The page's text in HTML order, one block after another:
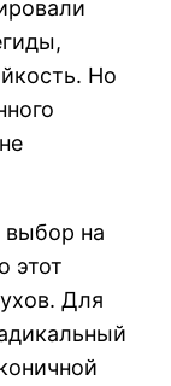
Но
выбор на
этот
Для